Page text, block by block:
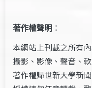
著作權聲明 ：
本網站上刊載之所有
攝影、影像、聲音、
著作權歸世新大學新